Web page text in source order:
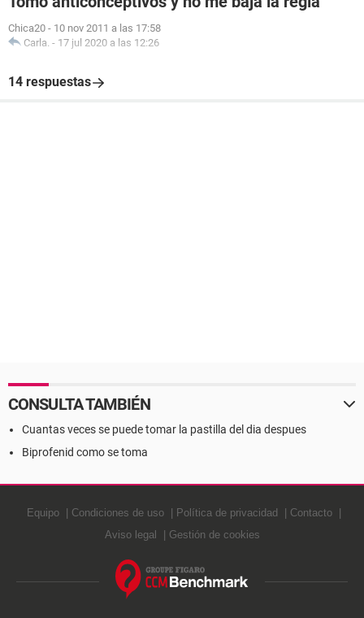
Chica20 - 10 nov 2011 a las 17:58
Carla. - 17 jul 2020 a las 12:26
14 respuestas
CONSULTA TAMBIÉN
Cuantas veces se puede tomar la pastilla del dia despues
Biprofenid como se toma
Equipo Condiciones de uso Política de privacidad
Contacto
Aviso legal
Gestión de cookies